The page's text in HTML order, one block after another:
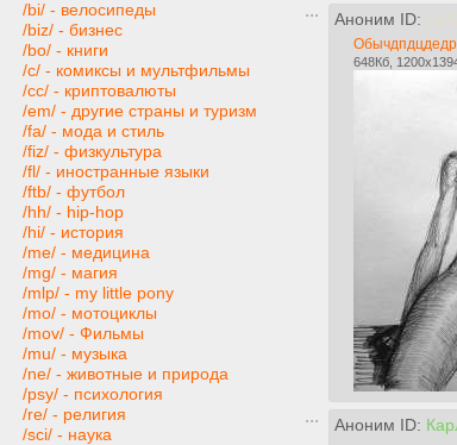
/bi/ - велосипеды
/biz/ - бизнес
/bo/ - книги
/c/ - комиксы и мультфильмы
/cc/ - криптовалюты
/em/ - другие страны и туризм
/fa/ - мода и стиль
/fiz/ - физкультура
/fl/ - иностранные языки
/ftb/ - футбол
/hh/ - hip-hop
/hi/ - история
/me/ - медицина
/mg/ - магия
/mlp/ - my little pony
/mo/ - мотоциклы
/mov/ - Фильмы
/mu/ - музыка
/ne/ - животные и природа
/psy/ - психология
/re/ - религия
/sci/ - наука
Аноним ID:
648Кб,
Аноним ID: